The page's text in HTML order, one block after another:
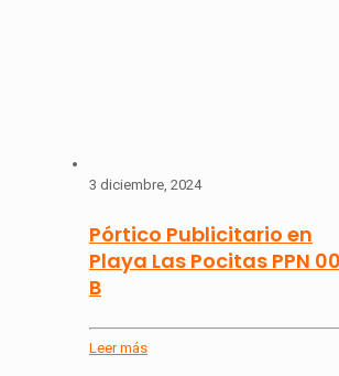
3 diciembre, 2024
Pórtico Publicitario en
Playa Las Pocitas PPN
B
Leer más